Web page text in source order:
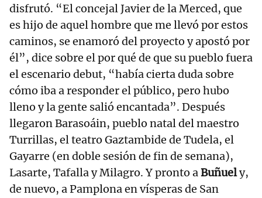
disfrutó. “El concejal Javier de la Merced, que
es hijo de aquel hombre que me llevó por estos
caminos, se enamoró del proyecto y apostó por
él”, dice sobre el por qué de que su pueblo fuera
el escenario debut, “había cierta duda sobre
cómo iba a responder el público, pero hubo
lleno y la gente salió encantada”. Después
llegaron Barasoáin, pueblo natal del maestro
Turrillas, el teatro Gaztambide de Tudela, el
Gayarre (en doble sesión de fin de semana),
Lasarte, Tafalla y Milagro. Y pronto aBuñuely,
de nuevo, a Pamplona en vísperas de San